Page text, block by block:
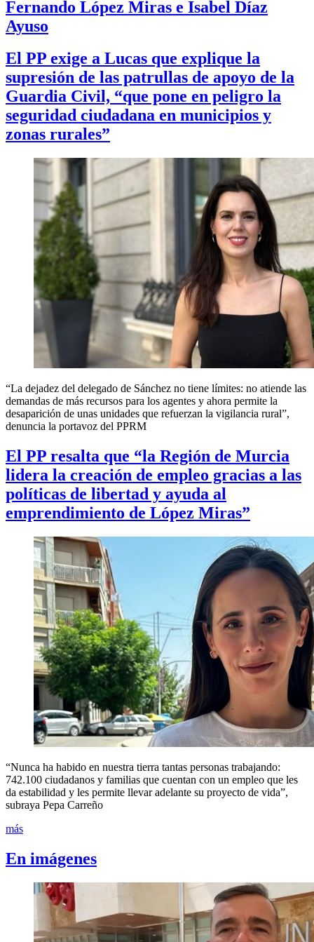
Fernando López Miras e Isabel Díaz
Ayuso
El PP exige a Lucas que explique la
supresión de las patrullas de apoyo de la
Guardia Civil, “que pone en peligro la
seguridad ciudadana en municipios y
zonas rurales”
“La dejadez del delegado de Sánchez no tiene límites: no atiende las
demandas de más recursos para los agentes y ahora permite la
desaparición de unas unidades que refuerzan la vigilancia rural”,
denuncia la portavoz del PPRM
El PP resalta que “la Región de Murcia
lidera la creación de empleo gracias a las
políticas de libertad y ayuda al
emprendimiento de López Miras”
“Nunca ha habido en nuestra tierra tantas personas trabajando:
742.100 ciudadanos y familias que cuentan con un empleo que les
da estabilidad y les permite llevar adelante su proyecto de vida”,
subraya Pepa Carreño
más
En imágenes